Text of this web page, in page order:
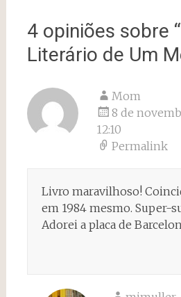
4 opiniões sobre “
Literário de Um
Mom
8 de
12:10
Permalink
Livro maravilhoso!
em 1984 mesmo. Super-
Adorei a placa de